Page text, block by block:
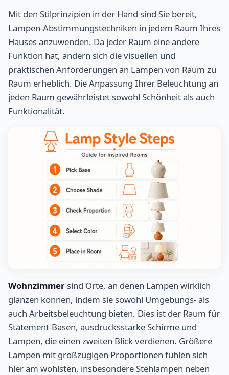
Mit den Stilprinzipien in der Hand sind Sie bereit,
Lampen-Abstimmungstechniken in jedem Raum Ihres
Hauses anzuwenden. Da jeder Raum eine andere
Funktion hat, ändern sich die visuellen und
praktischen Anforderungen an Lampen von Raum zu
Raum erheblich. Die Anpassung Ihrer Beleuchtung an
jeden Raum gewährleistet sowohl Schönheit als auch
Funktionalität.
Wohnzimmer sind Orte, an denen Lampen wirklich
glänzen können, indem sie sowohl Umgebungs- als
auch Arbeitsbeleuchtung bieten. Dies ist der Raum für
Statement-Basen, ausdrucksstarke Schirme und
Lampen, die einen zweiten Blick verdienen. Größere
Lampen mit großzügigen Proportionen fühlen sich
hier am wohlsten, insbesondere Stehlampen neben